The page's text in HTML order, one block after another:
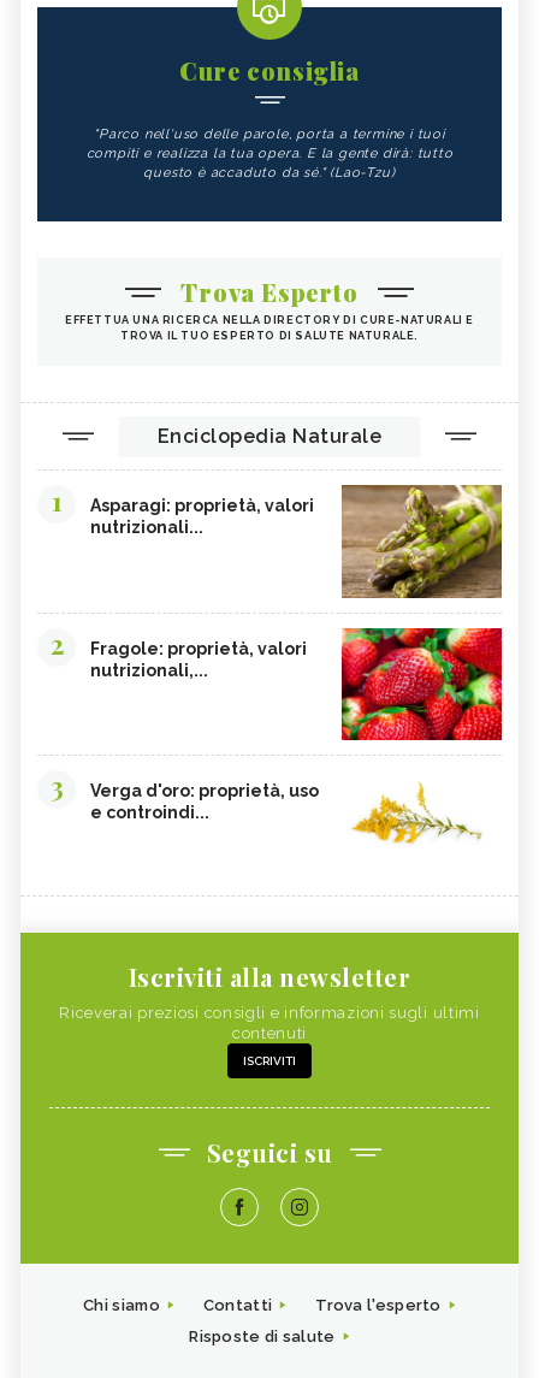
Cure consiglia
"Parco nell'uso delle parole, porta a termine i tuoi
compiti e realizza la tua opera. E la gente dirà: tutto
questo è accaduto da sé." (Lao-Tzu)
Trova Esperto
EFFETTUA UNA RICERCA NELLA DIRECTORY DI CURE-NATURALI E
TROVA IL TUO ESPERTO DI SALUTE NATURALE.
Enciclopedia Naturale
1
Asparagi: proprietà, valori
nutrizionali...
2
Fragole: proprietà, valori
nutrizionali,...
3
Verga d'oro: proprietà, uso
e controindi...
Iscriviti alla newsletter
Riceverai preziosi consigli e informazioni sugli ultimi
contenuti
ISCRIVITI
Seguici su
Chi siamo Contatti
Trova l'esperto
Risposte di salute